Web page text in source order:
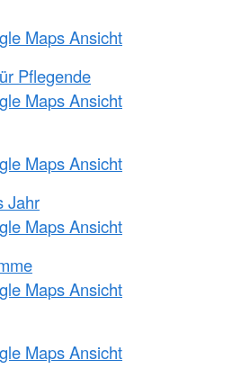
Maps Ansicht
Pflegende
Maps Ansicht
Maps Ansicht
Jahr
Maps Ansicht
Maps Ansicht
Maps Ansicht